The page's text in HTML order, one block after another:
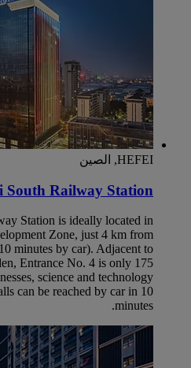
HEFEI, الصين
South Railway Station
Station is ideally located in
Zone, just 4 km from
minutes by car). Adjacent to
Entrance No. 4 is only 175
science and technology
can be reached by car in 10
minutes.